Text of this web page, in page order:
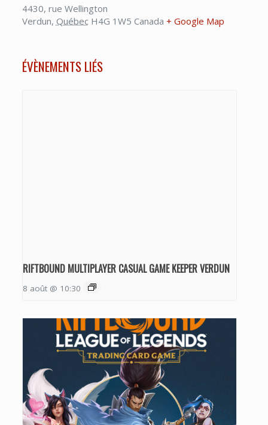
4430, rue Wellington
Verdun, Québec H4G 1W5 Canada + Google Map
ÉVÈNEMENTS LIÉS
RIFTBOUND MULTIPLAYER CASUAL GAME KEEPER VERDUN
8 août @ 10:30